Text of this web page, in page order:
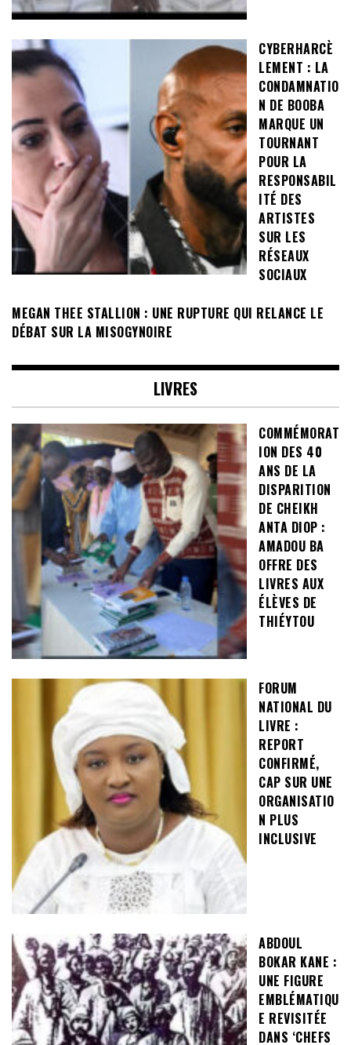
CYBERHARCÈ
LEMENT : LA
CONDAMNATIO
N DE BOOBA
MARQUE UN
TOURNANT
POUR LA
RESPONSABIL
ITÉ DES
ARTISTES
SUR LES
RÉSEAUX
SOCIAUX
MEGAN THEE STALLION : UNE RUPTURE QUI RELANCE LE
DÉBAT SUR LA MISOGYNOIRE
LIVRES
COMMÉMORAT
ION DES 40
ANS DE LA
DISPARITION
DE CHEIKH
ANTA DIOP :
AMADOU BA
OFFRE DES
LIVRES AUX
ÉLÈVES DE
THIÉYTOU
FORUM
NATIONAL DU
LIVRE :
REPORT
CONFIRMÉ,
CAP SUR UNE
ORGANISATIO
N PLUS
INCLUSIVE
ABDOUL
BOKAR KANE :
UNE FIGURE
EMBLÉMATIQU
E REVISITÉE
DANS ‘CHEFS